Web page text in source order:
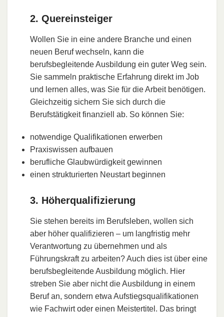
2. Quereinsteiger
Wollen Sie in eine andere Branche und einen
neuen Beruf wechseln, kann die
berufsbegleitende Ausbildung ein guter Weg sein.
Sie sammeln praktische Erfahrung direkt im Job
und lernen alles, was Sie für die Arbeit benötigen.
Gleichzeitig sichern Sie sich durch die
Berufstätigkeit finanziell ab. So können Sie:
notwendige Qualifikationen erwerben
Praxiswissen aufbauen
berufliche Glaubwürdigkeit gewinnen
einen strukturierten Neustart beginnen
3. Höherqualifizierung
Sie stehen bereits im Berufsleben, wollen sich
aber höher qualifizieren – um langfristig mehr
Verantwortung zu übernehmen und als
Führungskraft zu arbeiten? Auch dies ist über eine
berufsbegleitende Ausbildung möglich. Hier
streben Sie aber nicht die Ausbildung in einem
Beruf an, sondern etwa Aufstiegsqualifikationen
wie Fachwirt oder einen Meistertitel. Das bringt